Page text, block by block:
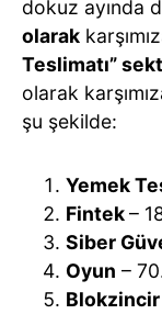
dokuz ayında
olarak
Teslimatı”
olarak
şu şekilde:
Yemek
Fintek–
Siber
Oyun –
Blokzincir